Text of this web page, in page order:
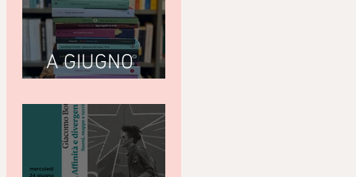
A GIUGNO